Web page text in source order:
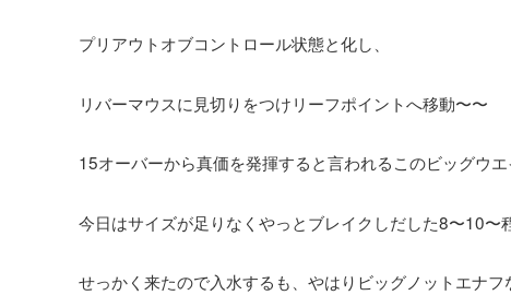
プリアウトオブコントロール状態と化し、
リバーマウスに見切りをつけリーフポイントへ移動〜〜
15オーバーから真価を発揮すると言われるこのビッグウエ
今日はサイズが足りなくやっとブレイクしだした8〜10〜
せっかく来たので入水するも、やはりビッグノットエナフ